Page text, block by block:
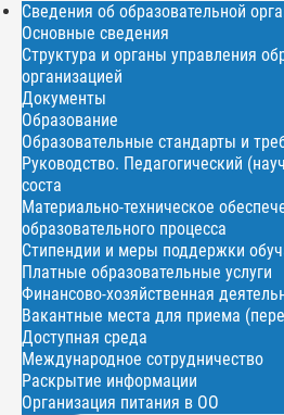
Сведения об образовательной
Основные сведения
Структура и органы управления
организацией
Документы
Образование
Образовательные стандарты и
Руководство. Педагогический
соста
Материально-техническое
образовательного процесса
Стипендии и меры поддержки
Платные образовательные услуги
Финансово-хозяйственная
Вакантные места для приема
Доступная среда
Международное сотрудничество
Раскрытие информации
Организация питания в ОО